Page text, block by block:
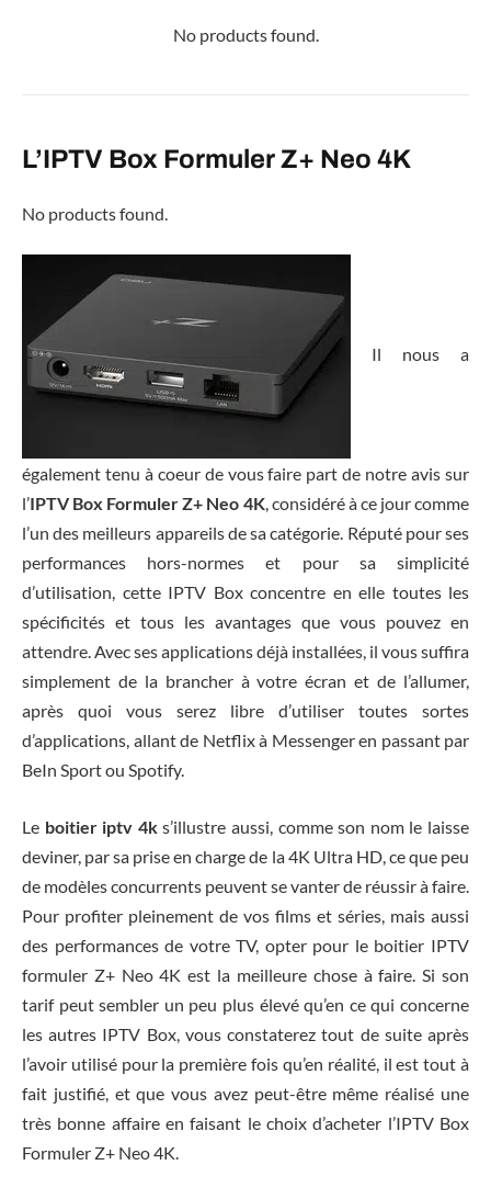
No products found.
L’IPTV Box Formuler Z+ Neo 4K
No products found.
Il nous a
également tenu à coeur de vous faire part de notre avis sur
l’IPTV Box Formuler Z+ Neo 4K, considéré à ce jour comme
l’un des meilleurs appareils de sa catégorie. Réputé pour ses
performances hors-normes et pour sa simplicité
d’utilisation, cette IPTV Box concentre en elle toutes les
spécificités et tous les avantages que vous pouvez en
attendre. Avec ses applications déjà installées, il vous suffira
simplement de la brancher à votre écran et de l’allumer,
après quoi vous serez libre d’utiliser toutes sortes
d’applications, allant de Netflix à Messenger en passant par
BeIn Sport ou Spotify.
Le boitier iptv 4ks’illustre aussi, comme son nom le laisse
deviner, par sa prise en charge de la 4K Ultra HD, ce que peu
de modèles concurrents peuvent se vanter de réussir à faire.
Pour profiter pleinement de vos films et séries, mais aussi
des performances de votre TV, opter pour le boitier IPTV
formuler Z+ Neo 4K est la meilleure chose à faire. Si son
tarif peut sembler un peu plus élevé qu’en ce qui concerne
les autres IPTV Box, vous constaterez tout de suite après
l’avoir utilisé pour la première fois qu’en réalité, il est tout à
fait justifié, et que vous avez peut-être même réalisé une
très bonne affaire en faisant le choix d’acheter l’IPTV Box
Formuler Z+ Neo 4K.